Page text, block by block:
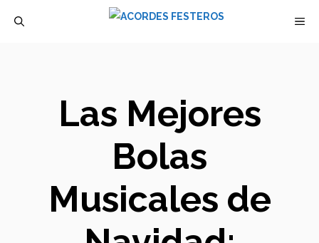
Las Mejores
Bolas
Musicales de